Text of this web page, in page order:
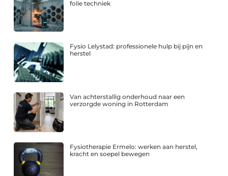
folie techniek
Fysio Lelystad: professionele hulp bij pijn en
herstel
Van achterstallig onderhoud naar een
verzorgde woning in Rotterdam
Fysiotherapie Ermelo: werken aan herstel,
kracht en soepel bewegen